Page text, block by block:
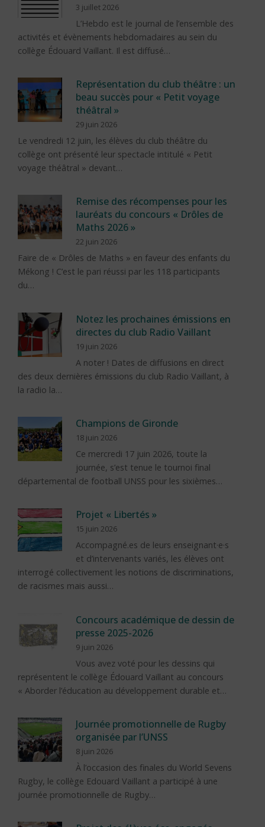
3 juillet 2026
L’Hebdo est le journal de l’ensemble des
activités et évènements hebdomadaires au sein du
collège Édouard Vaillant. Il est diffusé…
Représentation du club théâtre : un
beau succès pour « Petit voyage
théâtral »
29 juin 2026
Le vendredi 12 juin, les élèves du club théâtre du
collège ont présenté leur spectacle intitulé « Petit
voyage théâtral » devant…
Remise des récompenses pour les
lauréats du concours « Drôles de
Maths 2026 »
22 juin 2026
Faire de « Drôles de Maths » en faveur des enfants du
Mékong ! C’est le pari réussi par les 118 participants
du…
Notez les prochaines émissions en
directes du club Radio Vaillant
19 juin 2026
A noter ! Dates de diffusions en direct
des deux dernières émissions du club Radio Vaillant, à
la radio la…
Champions de Gironde
18 juin 2026
Ce mercredi 17 juin 2026, toute la
journée, s’est tenue le tournoi final
départemental de football UNSS pour les sixièmes…
Projet « Libertés »
15 juin 2026
Accompagné.es de leurs enseignant·e·s
et d’intervenants variés, les élèves ont
interrogé collectivement les notions de discriminations,
de racismes mais aussi…
Concours académique de dessin de
presse 2025-2026
9 juin 2026
Vous avez voté pour les dessins qui
représentent le collège Édouard Vaillant au concours
« Aborder l’éducation au développement durable et…
Journée promotionnelle de Rugby
organisée par l’UNSS
8 juin 2026
À l’occasion des finales du World Sevens
Rugby, le collège Edouard Vaillant a participé à une
journée promotionnelle de Rugby…